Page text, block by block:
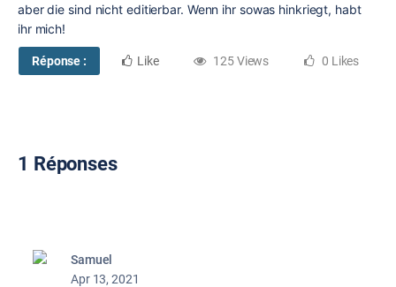
aber die sind nicht editierbar. Wenn ihr sowas hinkriegt, habt
ihr mich!
Réponse : Like 125 Views 0 Likes
1 Réponses
Samuel
Apr 13, 2021